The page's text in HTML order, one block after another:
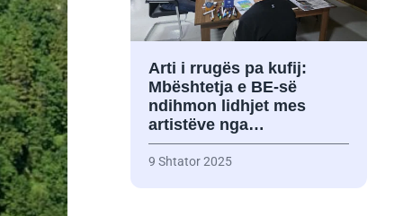
Arti i rrugës pa kufij:
Mbështetja e BE-së
ndihmon lidhjet mes
artistëve nga…
9 Shtator 2025